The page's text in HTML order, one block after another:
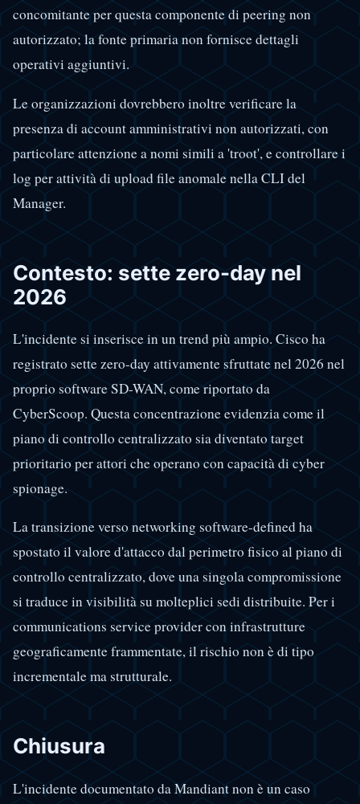
concomitante per questa componente di peering non
autorizzato; la fonte primaria non fornisce dettagli
operativi aggiuntivi.
Le organizzazioni dovrebbero inoltre verificare la
presenza di account amministrativi non autorizzati, con
particolare attenzione a nomi simili a 'troot', e controllare i
log per attività di upload file anomale nella CLI del
Manager.
Contesto: sette zero-day nel
2026
L'incidente si inserisce in un trend più ampio. Cisco ha
registrato sette zero-day attivamente sfruttate nel 2026 nel
proprio software SD-WAN, come riportato da
CyberScoop. Questa concentrazione evidenzia come il
piano di controllo centralizzato sia diventato target
prioritario per attori che operano con capacità di cyber
spionage.
La transizione verso networking software-defined ha
spostato il valore d'attacco dal perimetro fisico al piano di
controllo centralizzato, dove una singola compromissione
si traduce in visibilità su molteplici sedi distribuite. Per i
communications service provider con infrastrutture
geograficamente frammentate, il rischio non è di tipo
incrementale ma strutturale.
Chiusura
L'incidente documentato da Mandiant non è un caso